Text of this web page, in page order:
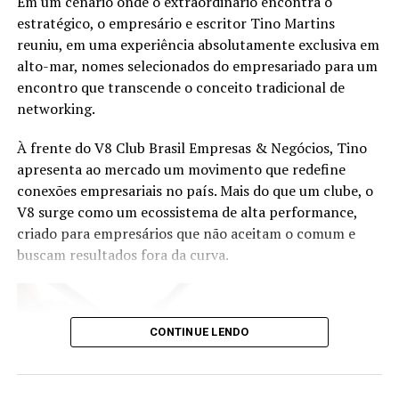
transformação. Representando a entidade, Orlando
Junior, Diretor de Certificação e Educação Continuada,
abordará como o desenvolvimento de novas
competências pode preparar os profissionais para atuar
em segmentos estratégicos da economia brasileira e
acompanhar a evolução das demandas dos investidores.
Eduardo Vanin, Estrategista Sênior de Agricultura da
Marex e Analista do Complexo Soja, abordará o cenário
atual do agronegócio, as oportunidades que o setor abre
para assessores de investimento, os movimentos de
mercado que impactam investidores e como os
profissionais podem ampliar as conversas com seus
agrícolas e derivativos, Vanin atende atualmente
grandes fundos de investimento no Brasil e na China,
estratégico, o empresário e escritor Tino Martins
reuniu, em uma experiência absolutamente exclusiva em
alto-mar, nomes selecionados do empresariado para um
encontro que transcende o conceito tradicional de
networking.
À frente do V8 Club Brasil Empresas & Negócios, Tino
apresenta ao mercado um movimento que redefine
conexões empresariais no país. Mais do que um clube, o
V8 surge como um ecossistema de alta performance,
criado para empresários que não aceitam o comum e
buscam resultados fora da curva.
CONTINUE LENDO